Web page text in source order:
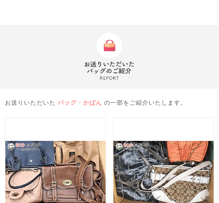
お送りいただいた バッグ・かばん の一部をご紹介いたします。